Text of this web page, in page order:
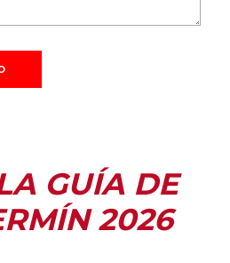
GUÍA DE
2026